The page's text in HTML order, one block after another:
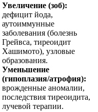
Увеличение (зоб):
дефицит йода,
аутоиммунные
заболевания (болезнь
Грейвса, тиреоидит
Хашимото), узловые
образования.
Уменьшение
(гипоплазия/атрофия):
врожденные аномалии,
последствия тиреоидита,
лучевой терапии.